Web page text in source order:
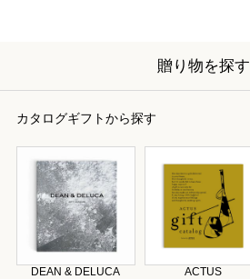
贈り物を探す
カタログギフトから探す
DEAN & DELUCA ACTUS